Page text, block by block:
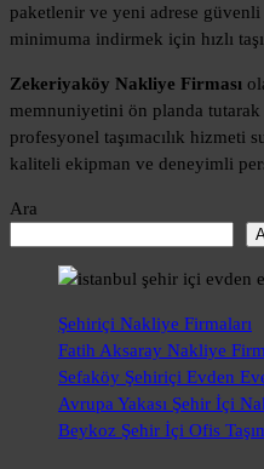
paketlenir ve yeni adrese güvenli
minimuma indirmek için hızlı
Zekeriyaköy Nakliye Firması
memnuniyetini ön planda
profesyonel taşımacılık hizmeti
kaliteli ekipman ve deneyimli
Ara
Şehiriçi Nakliye Firmaları
Fatih Aksaray Nakliye
Sefaköy Şehiriçi Evden
Avrupa Yakası Şehir İçi
Beykoz Şehir İçi Ofis